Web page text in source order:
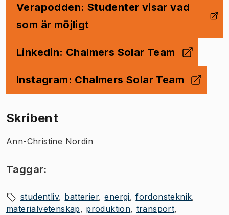
Verapodden: Studenter visar vad
som är möjligt
Linkedin: Chalmers Solar Team
(Öppnas i ny flik)
Instagram: Chalmers Solar Team
(Öppnas i ny flik)
Skribent
Ann-Christine Nordin
Taggar:
studentliv batterier energi
fordonsteknik
materialvetenskap
produktion transport